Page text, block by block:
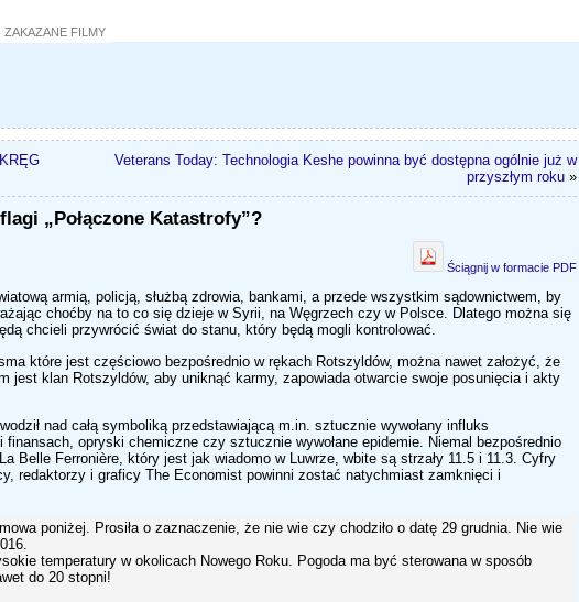
ZAKAZANE FILMY
Veterans Today: Technologia Keshe powinna być dostępna ogólnie już w
przyszłym roku »
„Połączone Katastrofy”?
Ściągnij w formacie PDF
armią, policją, służbą zdrowia, bankami, a przede wszystkim sądownictwem, by
choćby na to co się dzieje w Syrii, na Węgrzech czy w Polsce. Dlatego można się
chcieli przywrócić świat do stanu, który będą mogli kontrolować.
które jest częściowo bezpośrednio w rękach Rotszyldów, można nawet założyć, że
jest klan Rotszyldów, aby uniknąć karmy, zapowiada otwarcie swoje posunięcia i akty
nad całą symboliką przedstawiającą m.in. sztucznie wywołany influks
opryski chemiczne czy sztucznie wywołane epidemie. Niemal bezpośrednio
Belle Ferronière, który jest jak wiadomo w Luwrze, wbite są strzały 11.5 i 11.3. Cyfry
redaktorzy i graficy The Economist powinni zostać natychmiast zamknięci i
poniżej. Prosiła o zaznaczenie, że nie wie czy chodziło o datę 29 grudnia. Nie wie
temperatury w okolicach Nowego Roku. Pogoda ma być sterowana w sposób
do 20 stopni!